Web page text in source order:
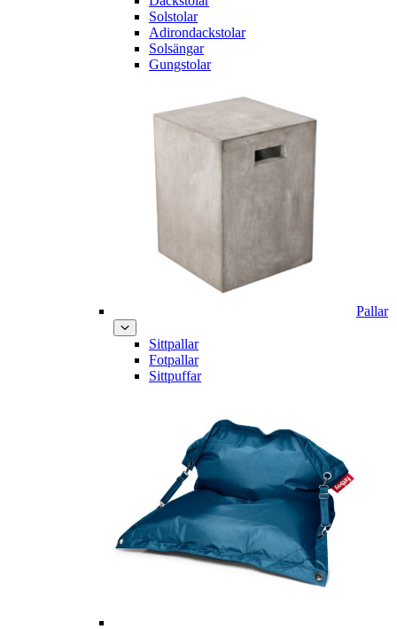
Solstolar
Adirondackstolar
Solsängar
Gungstolar
Pallar
Sittpallar
Fotpallar
Sittpuffar